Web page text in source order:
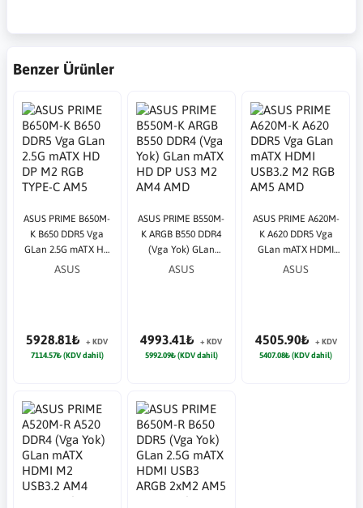
Benzer Ürünler
ASUS PRIME B650M-
K B650 DDR5 Vga
GLan 2.5G mATX HD
DP M2 RGB TYPE-C
ASUS
5928.81₺
+ KDV
7114.57₺ (KDV dahil)
ASUS PRIME B550M-
K ARGB B550 DDR4
(Vga Yok) GLan
mATX HD DP US3 M2
ASUS
4993.41₺
+ KDV
5992.09₺ (KDV dahil)
ASUS PRIME A620M-
K A620 DDR5 Vga
GLan mATX HDMI
USB3.2 M2 RGB AM5
ASUS
4505.90₺
+ KDV
5407.08₺ (KDV dahil)